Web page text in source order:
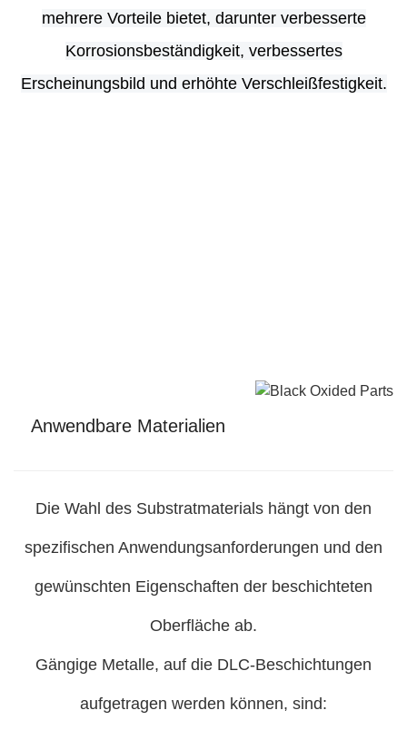
mehrere Vorteile bietet, darunter verbesserte
Korrosionsbeständigkeit, verbessertes
Erscheinungsbild und erhöhte Verschleißfestigkeit.
Anwendbare Materialien
Die Wahl des Substratmaterials hängt von den
spezifischen Anwendungsanforderungen und den
gewünschten Eigenschaften der beschichteten
Oberfläche ab.
Gängige Metalle, auf die DLC-Beschichtungen
aufgetragen werden können, sind: